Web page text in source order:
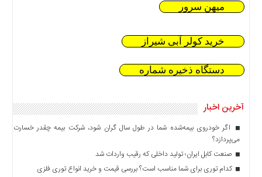
میهن سرور
خرید کولر آبی شیراز
دستگاه ذخیره شماره
آخرین اخبار
اگر خودروی بیمه‌شده شما در طول سال گران شود، شرکت بیمه چقدر خسارت
می‌پردازد؟
صنعت کابل ایران؛ تولید داخلی که رقیب واردات شد
کدام توری برای شما مناسب است؟ بررسی قیمت و خرید انواع توری فلزی